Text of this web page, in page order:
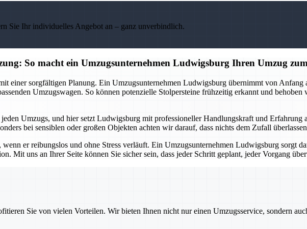
Sie Ihr individuelles Angebot an – ganz unverbindlich.
So macht ein Umzugsunternehmen Ludwigsburg Ihren Umzug
einer sorgfältigen Planung. Ein Umzugsunternehmen Ludwigsburg übernimmt von
Umzugswagen. So können potenzielle Stolpersteine frühzeitig erkannt und
Umzugs, und hier setzt Ludwigsburg mit professioneller Handlungskraft und
bei sensiblen oder großen Objekten achten wir darauf, dass nichts dem Zufall
er reibungslos und ohne Stress verläuft. Ein Umzugsunternehmen Ludwigsburg sorgt
Mit uns an Ihrer Seite können Sie sicher sein, dass jeder Schritt geplant, jeder Vorgang
Sie von vielen Vorteilen. Wir bieten Ihnen nicht nur einen Umzugsservice, sondern